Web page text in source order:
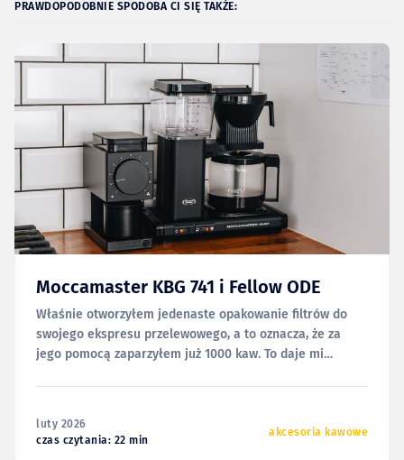
PRAWDOPODOBNIE SPODOBA CI SIĘ TAKŻE:
Moccamaster KBG 741 i Fellow ODE
Właśnie otworzyłem jedenaste opakowanie filtrów do
swojego ekspresu przelewowego, a to oznacza, że za
jego pomocą zaparzyłem już 1000 kaw. To daje mi
luty 2026
czas czytania: 22 min
akcesoria kawowe